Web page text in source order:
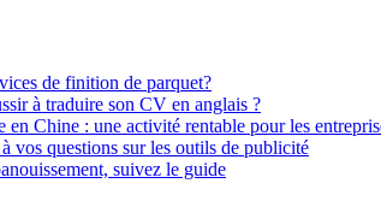
de finition de parquet?
à traduire son CV en anglais ?
en Chine : une activité rentable pour les
vos questions sur les outils de publicité
suivez le guide